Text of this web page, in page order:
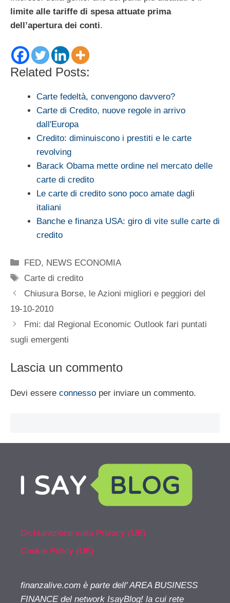
limite alle tariffe di spesa attuate prima
dell’apertura dei conti.
Related Posts:
Carte fedeltà, convengono davvero?
Carte di Credito, nuove regole in arrivo
dall'Europa
Credito: diminuiscono i prestiti e le carte
revolving
Barack Obama mette ordine nel mercato delle
carte di credito
Le carte di credito sono poco amate dagli
italiani
Banche e finanza USA: giro di vite sulle carte di
credito
Categorie
FED, NEWS ECONOMIA
Tag
Carte di credito
Chiusura Borse, le Azioni migliori e peggiori del
19-10-2010
Fmi: dal Regional Economic Outlook fari puntati
sugli emergenti
Lascia un commento
Devi essere connesso per inviare un commento.
Dichiarazione sulla Privacy (UE)
Cookie Policy (UE)
finanzalive.com è parte dell' AREA BUSINESS
FINANCE del network IsayBlog! la cui rete